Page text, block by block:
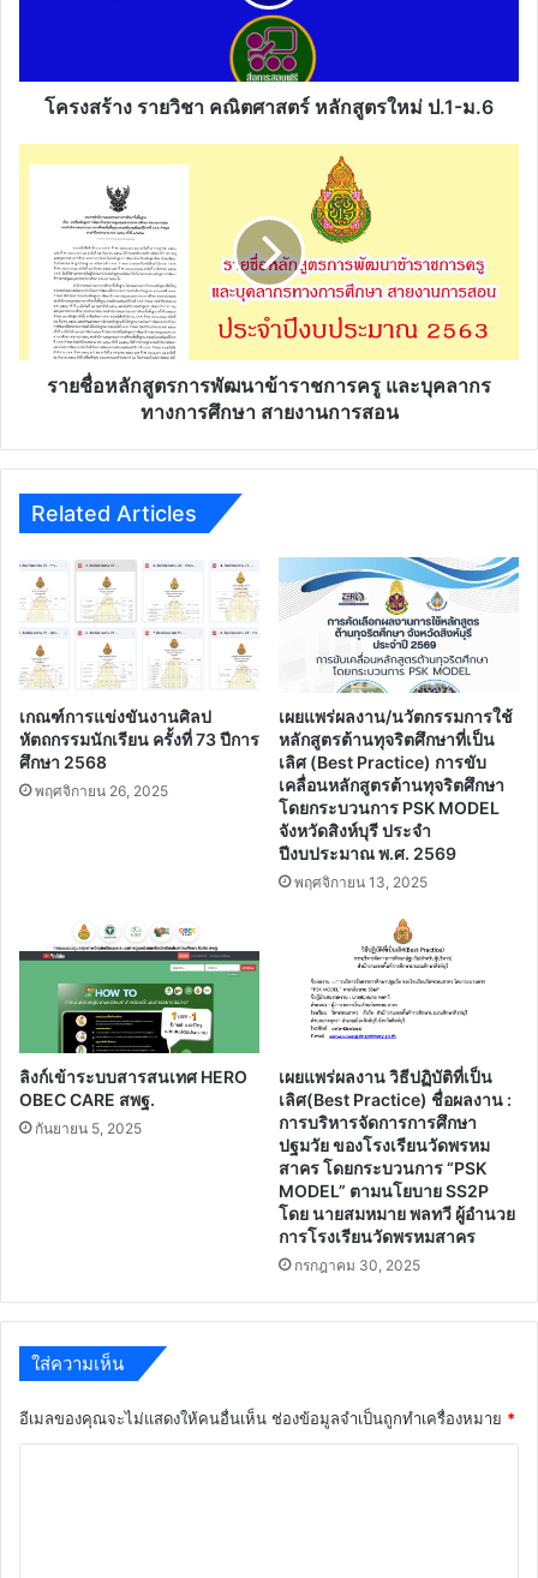
โครงสร้าง รายวิชา คณิตศาสตร์ หลักสูตรใหม่ ป.1-ม.6
พัฒนา
ข้าราชการ
บุคลากร
ทางการรายชื่อหลักสูตรการพัฒนาข้าราชการครู และบุคลากร
ทางการศึกษา สายงานการสอน
Related Articles
เกณฑ์การแข่งขันงานศิลป
หัตถกรรมนักเรียน ครั้งที่ 73 ปีการ
ศึกษา 2568
พฤศจิกายน 26, 2025
เผยแพร่ผลงาน/นวัตกรรมการใช้
หลักสูตรต้านทุจริตศึกษาที่เป็น
เลิศ (Best Practice) การขับ
เคลื่อนหลักสูตรต้านทุจริตศึกษา
โดยกระบวนการ PSK MODEL
จังหวัดสิงห์บุรี ประจํา
ปีงบประมาณ พ.ศ. 2569
พฤศจิกายน 13, 2025
ลิงก์เข้าระบบสารสนเทศ HERO
OBEC CARE สพฐ.
กันยายน 5, 2025
เผยแพร่ผลงาน วิธีปฏิบัติที่เป็น
เลิศ(Best Practice) ชื่อผลงาน :
การบริหารจัดการการศึกษา
ปฐมวัย ของโรงเรียนวัดพรหม
สาคร โดยกระบวนการ “PSK
MODEL” ตามนโยบาย SS2P
โดย นายสมหมาย พลทวี ผู้อำนวย
การโรงเรียนวัดพรหมสาคร
กรกฎาคม 30, 2025
ใส่ความเห็น
อีเมลของคุณจะไม่แสดงให้คนอื่นเห็น ช่องข้อมูลจำเป็นถูกทำเครื่องหมาย *